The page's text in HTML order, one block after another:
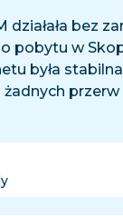
działała bez
pobytu w
była
żadnych przerw